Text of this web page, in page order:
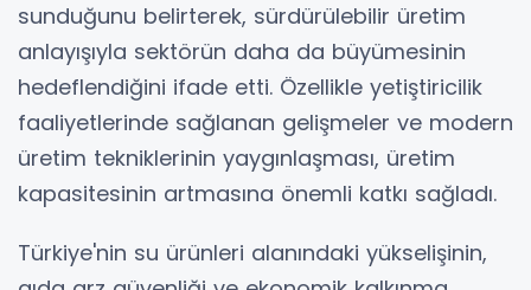
sunduğunu belirterek, sürdürülebilir üretim
anlayışıyla sektörün daha da büyümesinin
hedeflendiğini ifade etti. Özellikle yetiştiricilik
faaliyetlerinde sağlanan gelişmeler ve modern
üretim tekniklerinin yaygınlaşması, üretim
kapasitesinin artmasına önemli katkı sağladı.
Türkiye'nin su ürünleri alanındaki yükselişinin,